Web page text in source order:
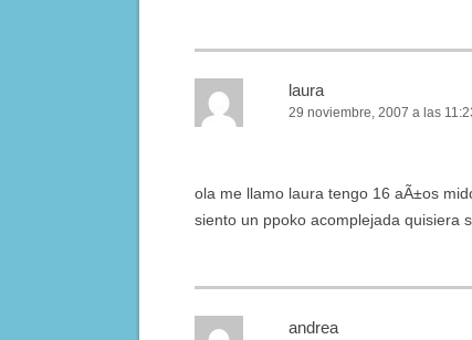
laura
29 noviembre, 2007 a las
ola me llamo laura tengo 16 aÃ±os
siento un ppoko acomplejada quisiera
andrea